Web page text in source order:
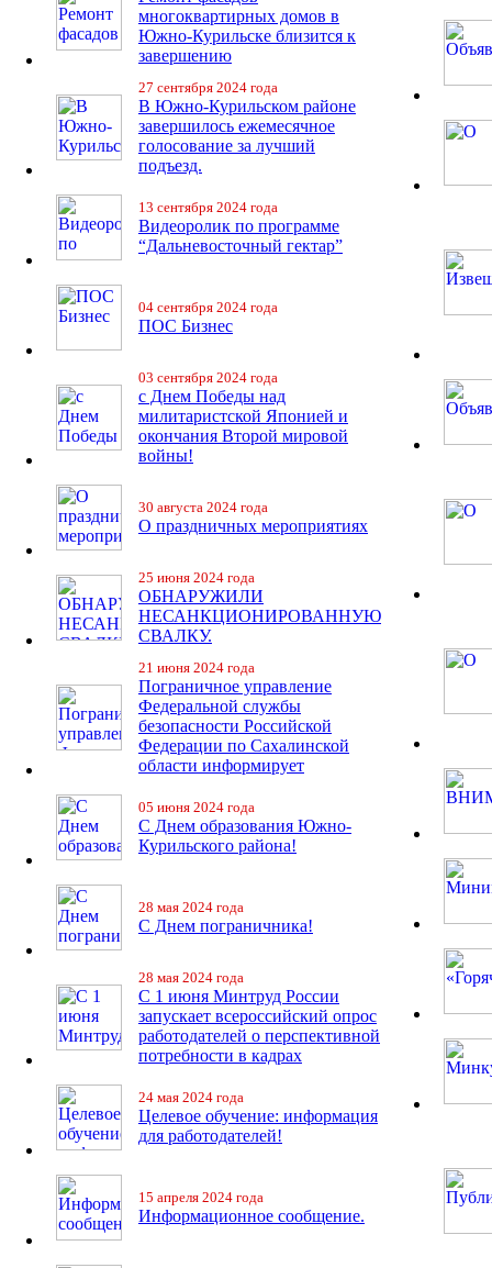
многоквартирных домов в
Южно-Курильске близится к
завершению
27 сентября 2024 года
В Южно-Курильском районе
завершилось ежемесячное
голосование за лучший
подъезд.
13 сентября 2024 года
Видеоролик по программе
“Дальневосточный гектар”
04 сентября 2024 года
ПОС Бизнес
03 сентября 2024 года
с Днем Победы над
милитаристской Японией и
окончания Второй мировой
войны!
30 августа 2024 года
О праздничных мероприятиях
25 июня 2024 года
ОБНАРУЖИЛИ
НЕСАНКЦИОНИРОВАННУЮ
СВАЛКУ.
21 июня 2024 года
Пограничное управление
Федеральной службы
безопасности Российской
Федерации по Сахалинской
области информирует
05 июня 2024 года
С Днем образования Южно-
Курильского района!
28 мая 2024 года
С Днем пограничника!
28 мая 2024 года
С 1 июня Минтруд России
запускает всероссийский опрос
работодателей о перспективной
потребности в кадрах
24 мая 2024 года
Целевое обучение: информация
для работодателей!
15 апреля 2024 года
Информационное сообщение.